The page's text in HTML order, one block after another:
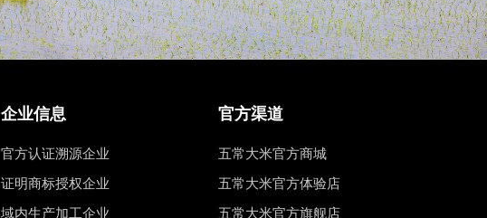
企业信息
官方认证溯源企业
证明商标授权企业
域内生产加工企业
官方渠道
五常大米官方商城
五常大米官方体验店
五常大米官方旗舰店